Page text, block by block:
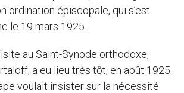
ordination épiscopale, qui s’est
le 19 mars 1925.
au Saint-Synode orthodoxe,
a eu lieu très tôt, en août 1925.
voulait insister sur la nécessité